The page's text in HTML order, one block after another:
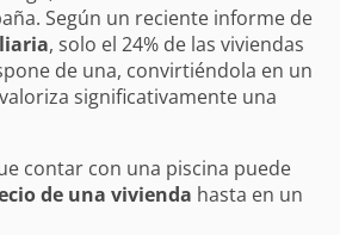
Según un reciente informe de
, solo el 24% de las viviendas
de una, convirtiéndola en un
significativamente una
contar con una piscina puede
de una vivienda hasta en un